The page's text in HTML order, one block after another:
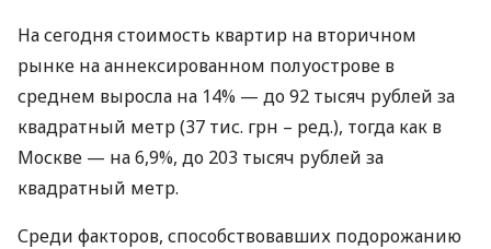
На сегодня стоимость квартир на вторичном
рынке на аннексированном полуострове в
среднем выросла на 14% — до 92 тысяч рублей за
квадратный метр (37 тис. грн – ред.), тогда как в
Москве — на 6,9%, до 203 тысяч рублей за
квадратный метр.
Среди факторов, способствовавших подорожанию